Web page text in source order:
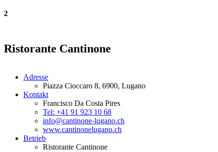
2
Ristorante Cantinone
Adresse
Piazza Cioccaro 8, 6900, Lugano
Kontakt
Francisco Da Costa Pires
Tel: +41 91 923 10 68
info@cantinone-lugano.ch
www.cantinonelugano.ch
Betrieb
Ristorante Cantinone